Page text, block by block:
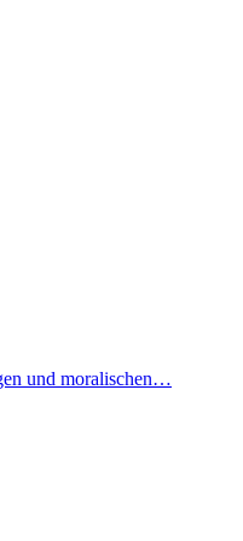
und moralischen…